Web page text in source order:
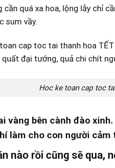
cần quá xa hoa, lộng lẫy chỉ
sum vầy.
Hoc ke toan cap toc
vàng bên cành đào xinh
làm cho con người cảm
nào rồi cũng sẽ qua,